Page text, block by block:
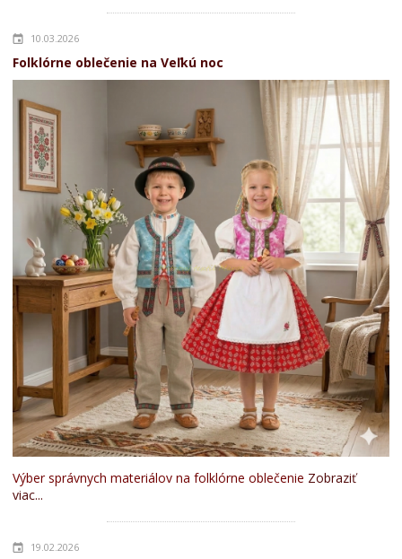
10.03.2026
Folklórne oblečenie na Veľkú noc
Výber správnych materiálov na folklórne oblečenie Zobraziť
viac...
19.02.2026